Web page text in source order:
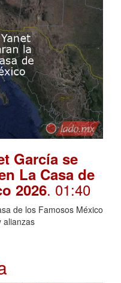
García se
La Casa de
2026. 01:40
de los Famosos México
alianzas